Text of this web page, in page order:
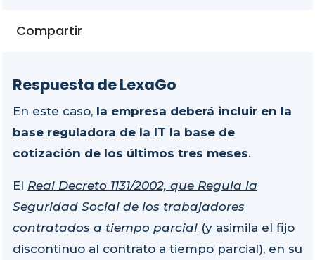
Compartir
Respuesta de LexaGo
En este caso, la empresa deberá incluir en la
base reguladora de la IT la base de
cotización de los últimos tres meses.
El Real Decreto 1131/2002, que Regula la
Seguridad Social de los trabajadores
contratados a tiempo parcial (y asimila el fijo
discontinuo al contrato a tiempo parcial), en su